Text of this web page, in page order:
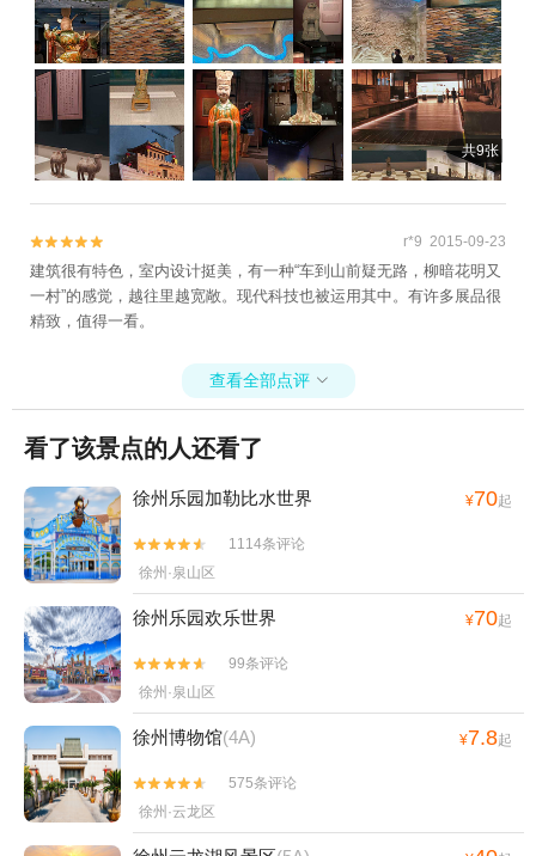
共9张

 r*9 2015-09-23
建筑很有特色，室内设计挺美，有一种“车到山前疑无路，柳暗花明又
一村”的感觉，越往里越宽敞。现代科技也被运用其中。有许多展品很
精致，值得一看。
查看全部点评 
看了该景点的人还看了
徐州乐园加勒比水世界 ¥70起


1114条评论
徐州·泉山区
徐州乐园欢乐世界 ¥70起


99条评论
徐州·泉山区
徐州博物馆(4A) ¥7.8起


575条评论
徐州·云龙区